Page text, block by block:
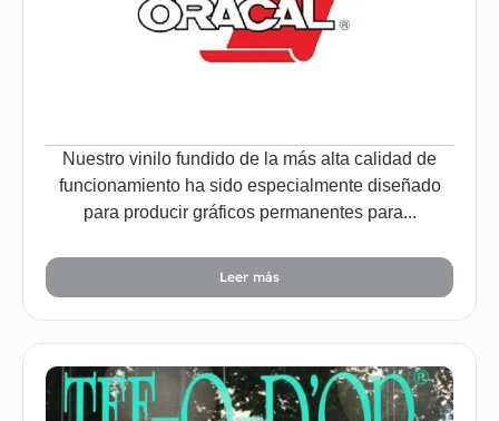
Nuestro vinilo fundido de la más alta calidad de
funcionamiento ha sido especialmente diseñado
para producir gráficos permanentes para...
Leer más